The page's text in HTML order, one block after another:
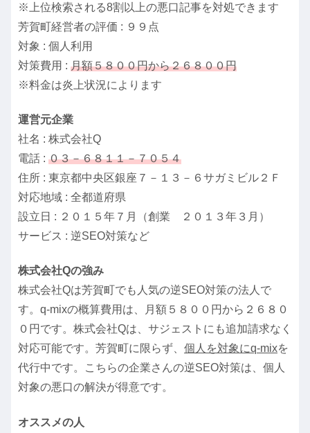
※上位検索される8割以上の悪口記事を対処できます
芳賀町経営者の評価 : ９９点
対象 : 個人利用
対策費用 : 月額５８００円から２６８００円
※料金は炎上状況によります
運営元企業
社名 : 株式会社Q
電話 : ０３－６８１１－７０５４
住所 : 東京都中央区銀座７－１３－６サガミビル２Ｆ
対応地域 : 全都道府県
設立日 : ２０１５年７月（創業 ２０１３年３月）
サービス : 逆SEO対策など
株式会社Qの強み
株式会社Qは芳賀町でも人気の逆SEO対策の法人で
す。q-mixの概算費用は、月額５８００円から２６８０
０円です。株式会社Qは、サジェストにも追加請求なく
対応可能です。芳賀町に限らず、 個人を対象にq-mixを
代行中です。こちらの企業さんの逆SEO対策は、個人
対象の悪口の解決が得意です。
オススメの人